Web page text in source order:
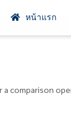
หน้าแรก
a comparison